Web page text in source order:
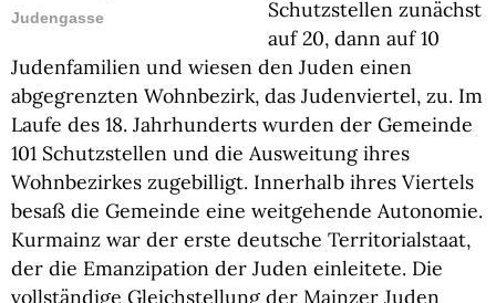
Judengasse
Schutzstellen zunächst
auf 20, dann auf 10
Judenfamilien und wiesen den Juden einen
abgegrenzten Wohnbezirk, das Judenviertel, zu. Im
Laufe des 18. Jahrhunderts wurden der Gemeinde
101 Schutzstellen und die Ausweitung ihres
Wohnbezirkes zugebilligt. Innerhalb ihres Viertels
besaß die Gemeinde eine weitgehende Autonomie.
Kurmainz war der erste deutsche Territorialstaat,
der die Emanzipation der Juden einleitete. Die
vollständige Gleichstellung der Mainzer Juden